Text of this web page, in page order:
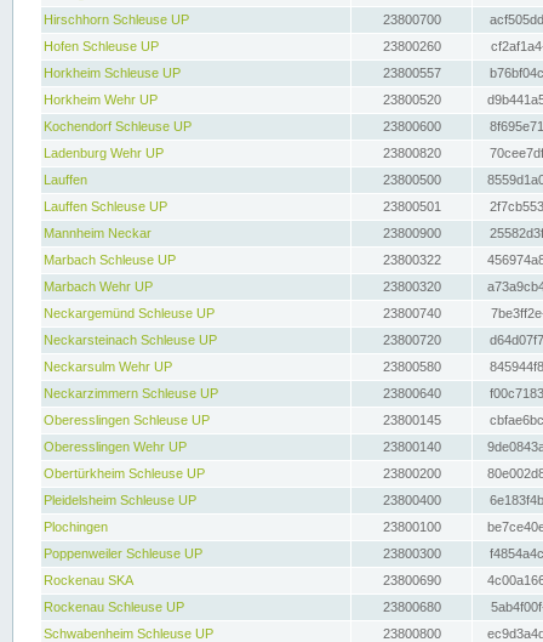
Hirschhorn Schleuse UP
23800700
Hofen Schleuse UP
23800260
Horkheim Schleuse UP
23800557
Horkheim Wehr UP
23800520
Kochendorf Schleuse UP
23800600
Ladenburg Wehr UP
23800820
Lauffen
23800500
Lauffen Schleuse UP
23800501
Mannheim Neckar
23800900
Marbach Schleuse UP
23800322
Marbach Wehr UP
23800320
Neckargemünd Schleuse UP
23800740
Neckarsteinach Schleuse UP
23800720
Neckarsulm Wehr UP
23800580
Neckarzimmern Schleuse UP
23800640
Oberesslingen Schleuse UP
23800145
Oberesslingen Wehr UP
23800140
Obertürkheim Schleuse UP
23800200
Pleidelsheim Schleuse UP
23800400
Plochingen
23800100
Poppenweiler Schleuse UP
23800300
Rockenau SKA
23800690
Rockenau Schleuse UP
23800680
Schwabenheim Schleuse UP
23800800